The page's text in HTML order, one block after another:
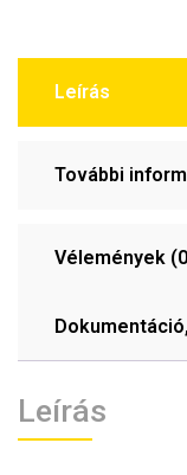
Leírás
További
Vélemények
Leírás